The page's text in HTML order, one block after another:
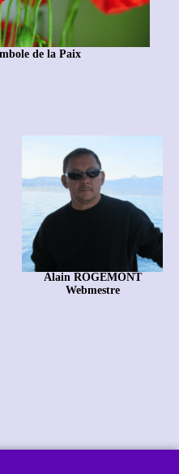
de la Paix
Alain ROGEMONT
Webmestre